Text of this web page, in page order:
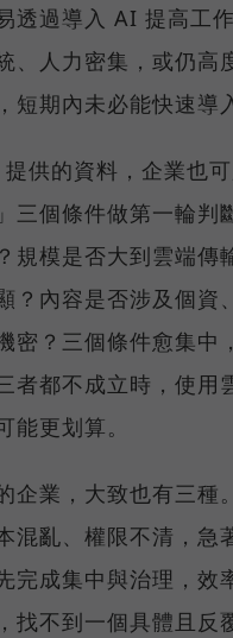
透過導入 AI 提高工
、人力密集，或仍高
短期內未必能快速導
供的資料，企業也
三個條件做第一輪判
規模是否大到雲端傳
？內容是否涉及個資
密？三個條件愈集中
者都不成立時，使用
能更划算。
企業，大致也有三種
混亂、權限不清，急
完成集中與治理，效
找不到一個具體且反